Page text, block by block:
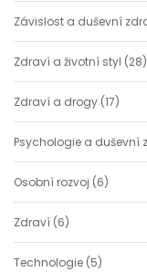
Závislost a duševní
Zdraví a životní styl (28)
Zdraví a drogy (17)
Psychologie a duševní
Osobní rozvoj (6)
Zdraví (6)
Technologie (5)